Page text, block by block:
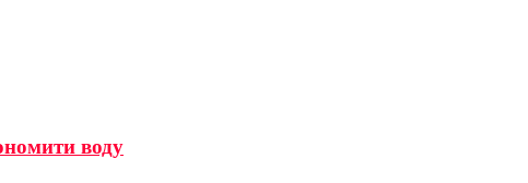
воду